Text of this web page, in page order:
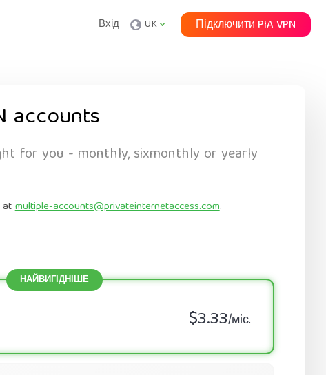
Вхід UK Підключити PIA VPN
accounts
for you - monthly, sixmonthly or yearly
atmultiple-accounts@privateinternetaccess.com.
$3.33/міс.